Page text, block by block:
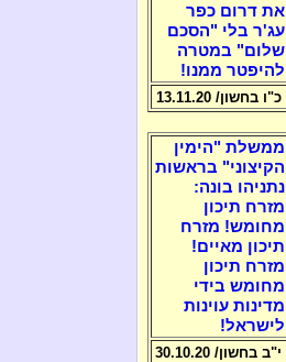
את דרום כפר
עג'ר בלי "הסכם
שלום" במטרה
להיפטר ממנו!
כ"ו בחשון/ 13.11.20
ממשלת "הימין
הקיצוני" בראשות
נתניהו בונה:
מזרח תיכון
מחומש! מזרח
תיכון מאיים!
מזרח תיכון
מחומש בידי
מדינות עוינות
לישראל!
י"ב בחשון/ 30.10.20